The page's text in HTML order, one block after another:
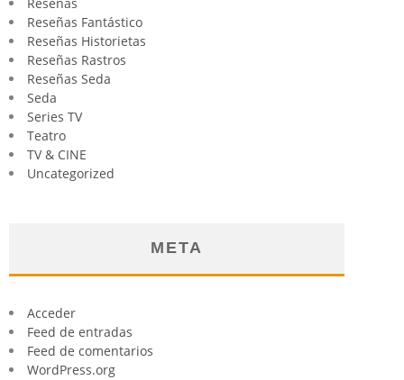
Reseñas
Reseñas Fantástico
Reseñas Historietas
Reseñas Rastros
Reseñas Seda
Seda
Series TV
Teatro
TV & CINE
Uncategorized
META
Acceder
Feed de entradas
Feed de comentarios
WordPress.org